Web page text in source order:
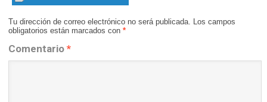
Tu dirección de correo electrónico no será publicada. Los campos
obligatorios están marcados con *
Comentario *